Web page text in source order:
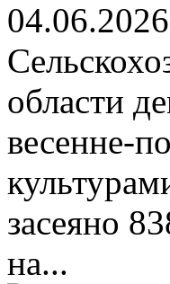
04.06.2026
области
весенне-
засеяно
на...